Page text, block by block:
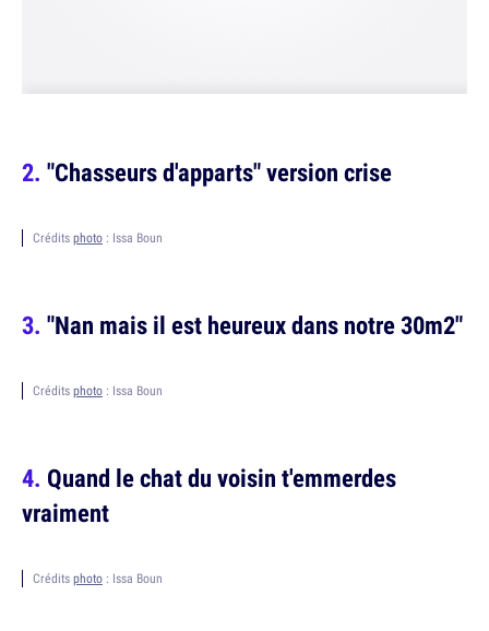
"Chasseurs d'apparts" version crise
Crédits photo : Issa Boun
"Nan mais il est heureux dans notre 30m2"
Crédits photo : Issa Boun
Quand le chat du voisin t'emmerdes
vraiment
Crédits photo : Issa Boun